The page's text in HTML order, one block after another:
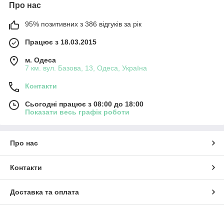
Про нас
95% позитивних з 386 відгуків за рік
Працює з 18.03.2015
м. Одеса
7 км. вул. Базова, 13, Одеса, Україна
Контакти
Сьогодні працює з 08:00 до 18:00
Показати весь графік роботи
Про нас
Контакти
Доставка та оплата